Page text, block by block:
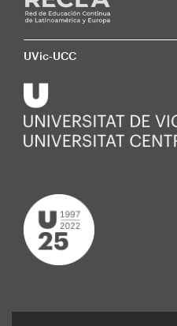
UVic-UCC